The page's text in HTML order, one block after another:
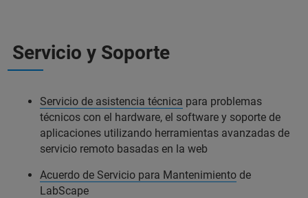
Servicio y Soporte
Servicio de asistencia técnica para problemas
técnicos con el hardware, el software y soporte de
aplicaciones utilizando herramientas avanzadas de
servicio remoto basadas en la web
Acuerdo de Servicio para Mantenimiento de
LabScape